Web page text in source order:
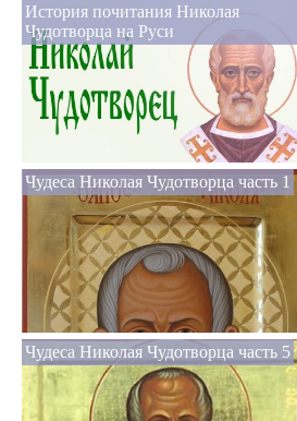
История почитания Николая
Чудотворца на Руси
Чудеса Николая Чудотворца часть 1
Чудеса Николая Чудотворца часть 5